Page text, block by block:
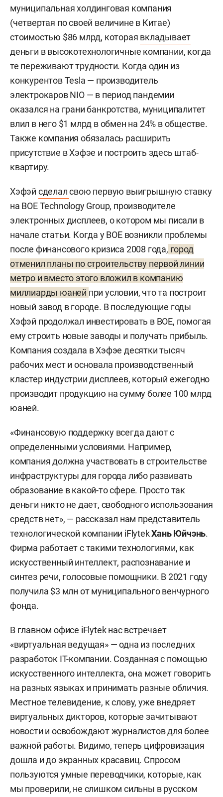
муниципальная холдинговая компания
(четвертая по своей величине в Китае)
стоимостью $86 млрд, которая вкладывает
деньги в высокотехнологичные компании, когда
те переживают трудности. Когда один из
конкурентов Tesla — производитель
электрокаров NIO — в период пандемии
оказался на грани банкротства, муниципалитет
влил в него $1 млрд в обмен на 24% в обществе.
Также компания обязалась расширить
присутствие в Хэфэе и построить здесь штаб-
квартиру.
Хэфэй сделалсвою первую выигрышную ставку
на BOE Technology Group, производителе
электронных дисплеев, о котором мы писали в
начале статьи. Когда у BOE возникли проблемы
после финансового кризиса 2008 года, город
отменил планы по строительству первой линии
метро и вместо этого вложил в компанию
миллиарды юаней при условии, что та построит
новый завод в городе. В последующие годы
Хэфэй продолжал инвестировать в BOE, помогая
ему строить новые заводы и получать прибыль.
Компания создала в Хэфэе десятки тысяч
рабочих мест и основала производственный
кластер индустрии дисплеев, который ежегодно
производит продукцию на сумму более 100 млрд
юаней.
«Финансовую поддержку всегда дают с
определенными условиями. Например,
компания должна участвовать в строительстве
инфраструктуры для города либо развивать
образование в какой-то сфере. Просто так
деньги никто не дает, свободного использования
средств нет», — рассказал нам представитель
технологической компании iFlytekХань Юйчэнь.
Фирма работает с такими технологиями, как
искусственный интеллект, распознавание и
синтез речи, голосовые помощники. В 2021 году
получила $3 млн от муниципального венчурного
фонда.
В главном офисе iFlytek нас встречает
«виртуальная ведущая» — одна из последних
разработок IT-компании. Созданная с помощью
искусственного интеллекта, она может говорить
на разных языках и принимать разные обличия.
Местное телевидение, к слову, уже внедряет
виртуальных дикторов, которые зачитывают
новости и освобождают журналистов для более
важной работы. Видимо, теперь цифровизация
дошла и до экранных красавиц. Спросом
пользуются умные переводчики, которые, как
мы проверили, не слишком сильны в русском